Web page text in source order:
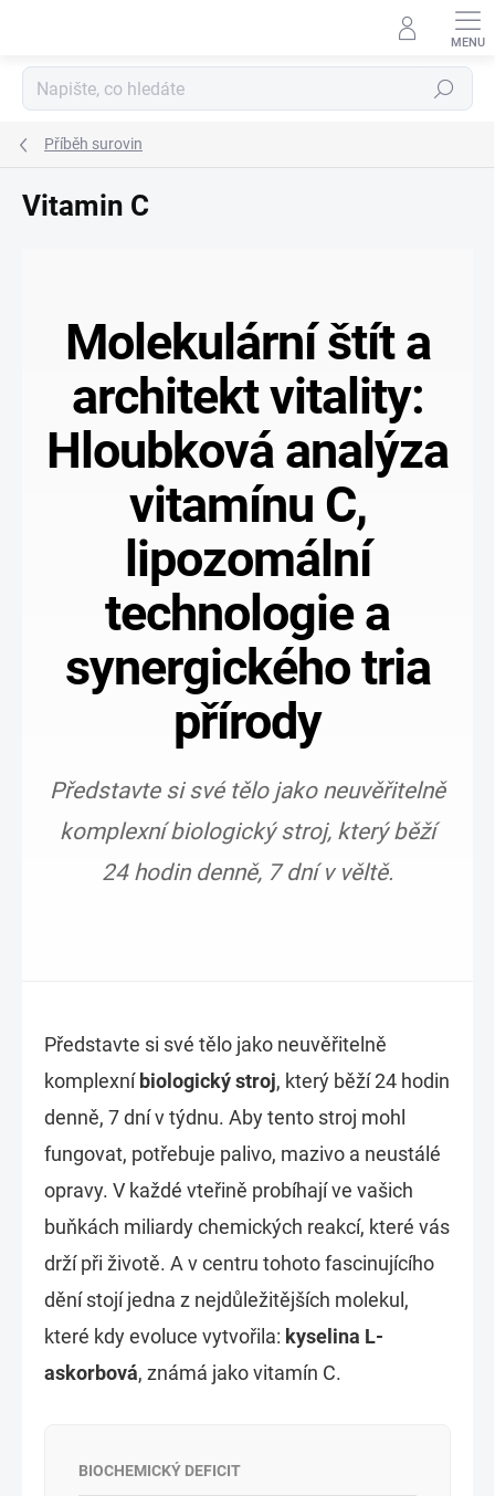
Hledat
Příběh surovin
Vitamin C
Molekulární štít a
architekt vitality:
Hloubková analýza
vitamínu C,
lipozomální
technologie a
synergického tria
přírody
Představte si své tělo jako neuvěřitelně
komplexní biologický stroj, který běží
24 hodin denně, 7 dní v věltě.
Představte si své tělo jako neuvěřitelně
komplexní biologický stroj, který běží 24 hodin
denně, 7 dní v týdnu. Aby tento stroj mohl
fungovat, potřebuje palivo, mazivo a neustálé
opravy. V každé vteřině probíhají ve vašich
buňkách miliardy chemických reakcí, které vás
drží při životě. A v centru tohoto fascinujícího
dění stojí jedna z nejdůležitějších molekul,
které kdy evoluce vytvořila: kyselina L-
askorbová, známá jako vitamín C.
BIOCHEMICKÝ DEFICIT